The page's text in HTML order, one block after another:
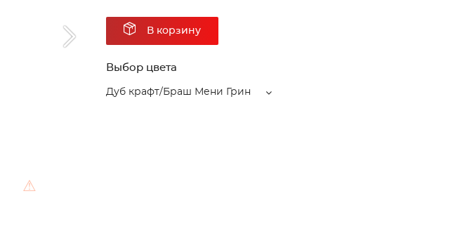
⚠
⚠
В корзину
Выбор цвета
Дуб крафт/Браш Мени Грин